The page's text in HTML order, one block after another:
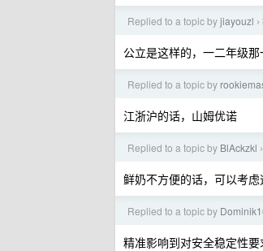
Replied to a topic byjiayouzl ›
公立是这样的，一二年级
Replied to a topic by
江浙沪的话，山姆优诺
Replied to a topic by BlAckzkl ›
鲜奶不方便的话，可以考
Replied to a topic by
精准影响到对安全稳定性